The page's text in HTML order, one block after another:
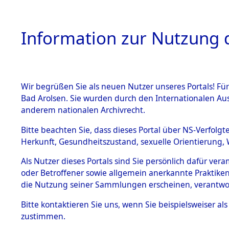
HOME
BESTÄNDE
Inhaftierungsdoku
mente
5. Verschiedenes
Todesmärsche
5.3.1 Alliierte
Information zur Nutzung
Wir begrüßen Sie als neuen Nutzer unseres Portals!
Bad Arolsen. Sie wurden durch den Internationalen
anderem nationalen Archivrecht.
Bitte beachten Sie, dass dieses Portal über NS-
Herkunft, Gesundheitszustand, sexuelle
Als Nutzer dieses Portals sind Sie persönlich dafür
oder Betroffener sowie allgemein anerkannte
die Nutzung seiner Sammlungen erscheinen,
Bitte kontaktieren Sie uns, wenn Sie beispielsweiser
zustimmen.